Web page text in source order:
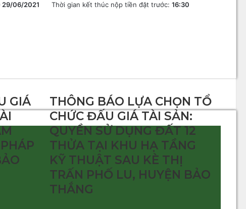
06/2021 Thời gian kết thúc nộp tiền đặt trước: 16:30
GIÁ
THÔNG BÁO LỰA CHỌN TỔ
CHỨC ĐẤU GIÁ TÀI SẢN:
QUYỀN SỬ DỤNG ĐẤT 12
THỬA TẠI KHU HẠ TẦNG
KỸ THUẬT SAU KÈ THỊ
TRẤN PHỐ LU, HUYỆN BẢO
THẮNG